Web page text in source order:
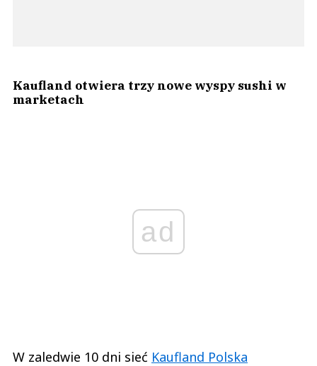
Kaufland otwiera trzy nowe wyspy sushi w
marketach
ad
W zaledwie 10 dni sieć Kaufland Polska